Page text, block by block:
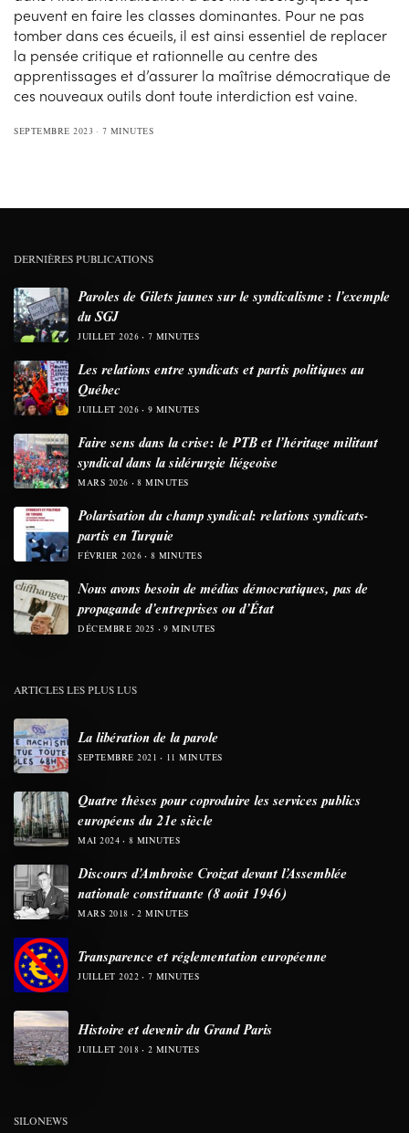
peuvent en faire les classes dominantes. Pour ne pas
tomber dans ces écueils, il est ainsi essentiel de replacer
la pensée critique et rationnelle au centre des
apprentissages et d’assurer la maîtrise démocratique de
ces nouveaux outils dont toute interdiction est vaine.
SEPTEMBRE 2023 7 MINUTES
DERNIÈRES PUBLICATIONS
Paroles de Gilets jaunes sur le syndicalisme : l’exemple
du SGJ
JUILLET 2026 7 MINUTES
Les relations entre syndicats et partis politiques au
Québec
JUILLET 2026 9 MINUTES
Faire sens dans la crise: le PTB et l’héritage militant
syndical dans la sidérurgie liégeoise
MARS 2026 8 MINUTES
Polarisation du champ syndical: relations syndicats-
partis en Turquie
FÉVRIER 2026 8 MINUTES
Nous avons besoin de médias démocratiques, pas de
propagande d’entreprises ou d’État
DÉCEMBRE 2025 9 MINUTES
ARTICLES LES PLUS LUS
La libération de la parole
SEPTEMBRE 2021 11 MINUTES
Quatre thèses pour coproduire les services publics
européens du 21e siècle
MAI 2024 8 MINUTES
Discours d’Ambroise Croizat devant l’Assemblée
nationale constituante (8 août 1946)
MARS 2018 2 MINUTES
Transparence et réglementation européenne
JUILLET 2022 7 MINUTES
Histoire et devenir du Grand Paris
JUILLET 2018 2 MINUTES
SILONEWS